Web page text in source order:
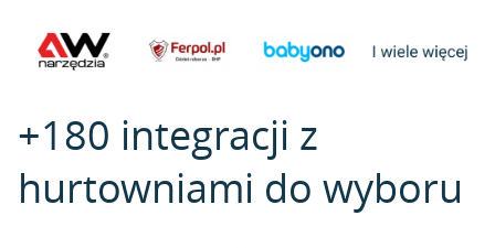
+180 integracji z
hurtowniami do wyboru